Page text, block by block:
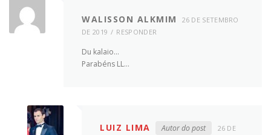
WALISSON ALKMIM
26 DE SETEMBRO
DE 2019
RESPONDER
Du kalaio…
Parabéns LL…
LUIZ LIMA Autor do post
26 DE